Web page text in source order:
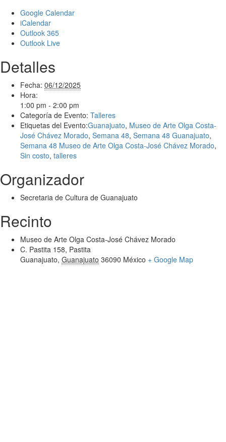
Google Calendar
iCalendar
Outlook 365
Outlook Live
Detalles
Fecha: 06/12/2025
Hora:
1:00 pm - 2:00 pm
Categoría de Evento: Talleres
Etiquetas del Evento:Guanajuato, Museo de Arte Olga Costa-
José Chávez Morado, Semana 48, Semana 48 Guanajuato,
Semana 48 Museo de Arte Olga Costa-José Chávez Morado,
Sin costo, talleres
Organizador
Secretaria de Cultura de Guanajuato
Recinto
Museo de Arte Olga Costa-José Chávez Morado
C. Pastita 158, Pastita
Guanajuato, Guanajuato 36090 México + Google Map